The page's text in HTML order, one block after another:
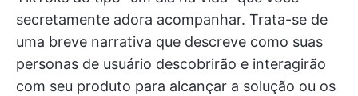
secretamente adora acompanhar. Trata-se de
uma breve narrativa que descreve como suas
personas de usuário descobrirão e interagirão
com seu produto para alcançar a solução ou os